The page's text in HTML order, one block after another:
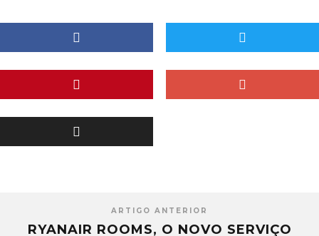
ARTIGO ANTERIOR
RYANAIR ROOMS, O NOVO SERVIÇO